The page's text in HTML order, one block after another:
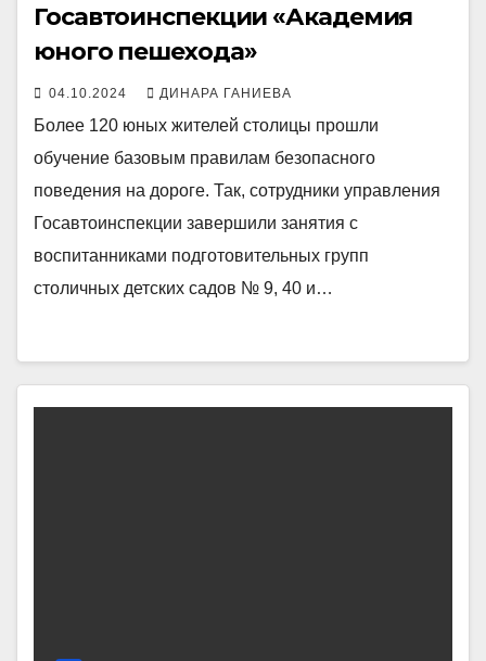
Госавтоинспекции «Академия
юного пешехода»
04.10.2024 ДИНАРА ГАНИЕВА
Более 120 юных жителей столицы прошли
обучение базовым правилам безопасного
поведения на дороге. Так, сотрудники управления
Госавтоинспекции завершили занятия с
воспитанниками подготовительных групп
столичных детских садов № 9, 40 и…